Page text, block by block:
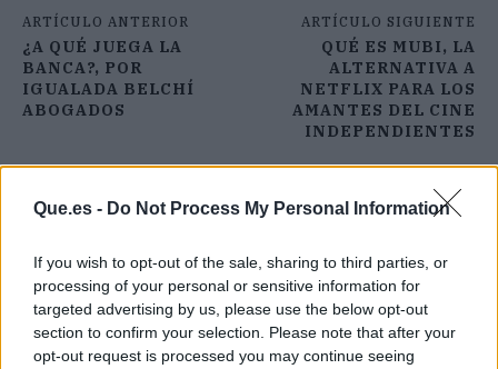
Que.es - Do Not Process My Personal Information
If you wish to opt-out of the sale, sharing to third parties, or
processing of your personal or sensitive information for
targeted advertising by us, please use the below opt-out
section to confirm your selection. Please note that after your
opt-out request is processed you may continue seeing
ARTÍCULO ANTERIOR
¿A QUÉ JUEGA LA
BANCA?, POR
IGUALADA BELCHÍ
ABOGADOS
ARTÍCULO SIGUIENTE
QUÉ ES MUBI, LA
ALTERNATIVA A
NETFLIX PARA LOS
AMANTES DEL CINE
INDEPENDIENTES